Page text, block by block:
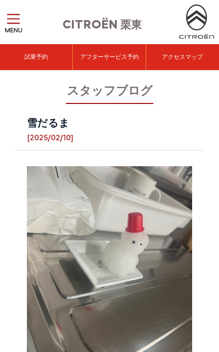
CITROËN 栗東
MENU
試乗予約 アフターサービス予約 アクセスマップ
スタッフブログ
雪だるま
[2025/02/10]